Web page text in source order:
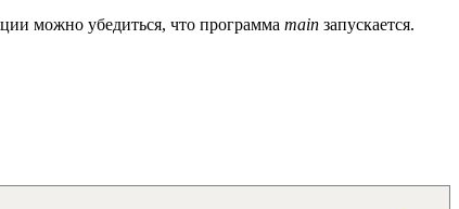
можно убедиться, что программа main запускается.